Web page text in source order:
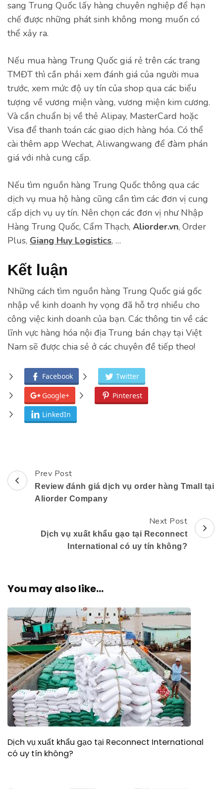
sang Trung Quốc lấy hàng chuyên nghiệp để hạn
chế được những phát sinh không mong muốn có
thể xảy ra.
Nếu mua hàng Trung Quốc giá rẻ trên các trang
TMĐT thì cần phải xem đánh giá của người mua
trước, xem mức độ uy tín của shop qua các biểu
tượng về vương miện vàng, vương miện kim cương.
Và cần chuẩn bị về thẻ Alipay, MasterCard hoặc
Visa để thanh toán các giao dịch hàng hóa. Có thể
cài thêm app Wechat, Aliwangwang để đàm phán
giá với nhà cung cấp.
Nếu tìm nguồn hàng Trung Quốc thông qua các
dịch vụ mua hộ hàng cũng cần tìm các đơn vị cung
cấp dịch vụ uy tín. Nên chọn các đơn vị như Nhập
Hàng Trung Quốc, Cẩm Thạch, Aliorder.vn, Order
Plus, Giang Huy Logistics, …
Kết luận
Những cách tìm nguồn hàng Trung Quốc giá gốc
nhập về kinh doanh hy vọng đã hỗ trợ nhiều cho
công việc kinh doanh của bạn. Các thông tin về các
lĩnh vực hàng hóa nội địa Trung bán chạy tại Việt
Nam sẽ được chia sẻ ở các chuyên đề tiếp theo!
Facebook Twitter
Google+ Pinterest
LinkedIn
Post
Navigation
Prev Post
Review đánh giá dịch vụ order hàng Tmall tại
Aliorder Company
Next Post
Dịch vụ xuất khẩu gạo tại Reconnect
International có uy tín không?
You may also like...
Dịch vụ xuất khẩu gạo tại Reconnect International
có uy tín không?